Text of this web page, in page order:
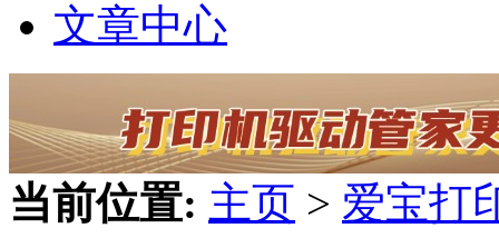
文章中心
当前位置: 主页 > 爱宝打